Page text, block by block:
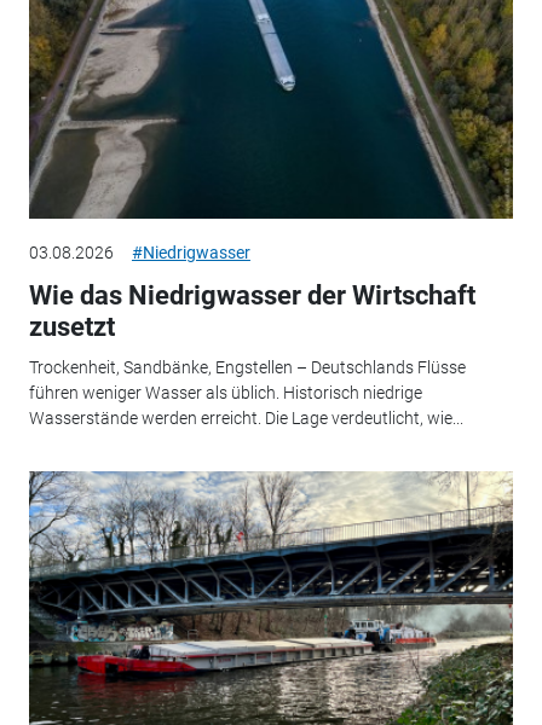
03.08.2026 #Niedrigwasser
Wie das Niedrigwasser der Wirtschaft
zusetzt
Trockenheit, Sandbänke, Engstellen – Deutschlands Flüsse
führen weniger Wasser als üblich. Historisch niedrige
Wasserstände werden erreicht. Die Lage verdeutlicht, wie...